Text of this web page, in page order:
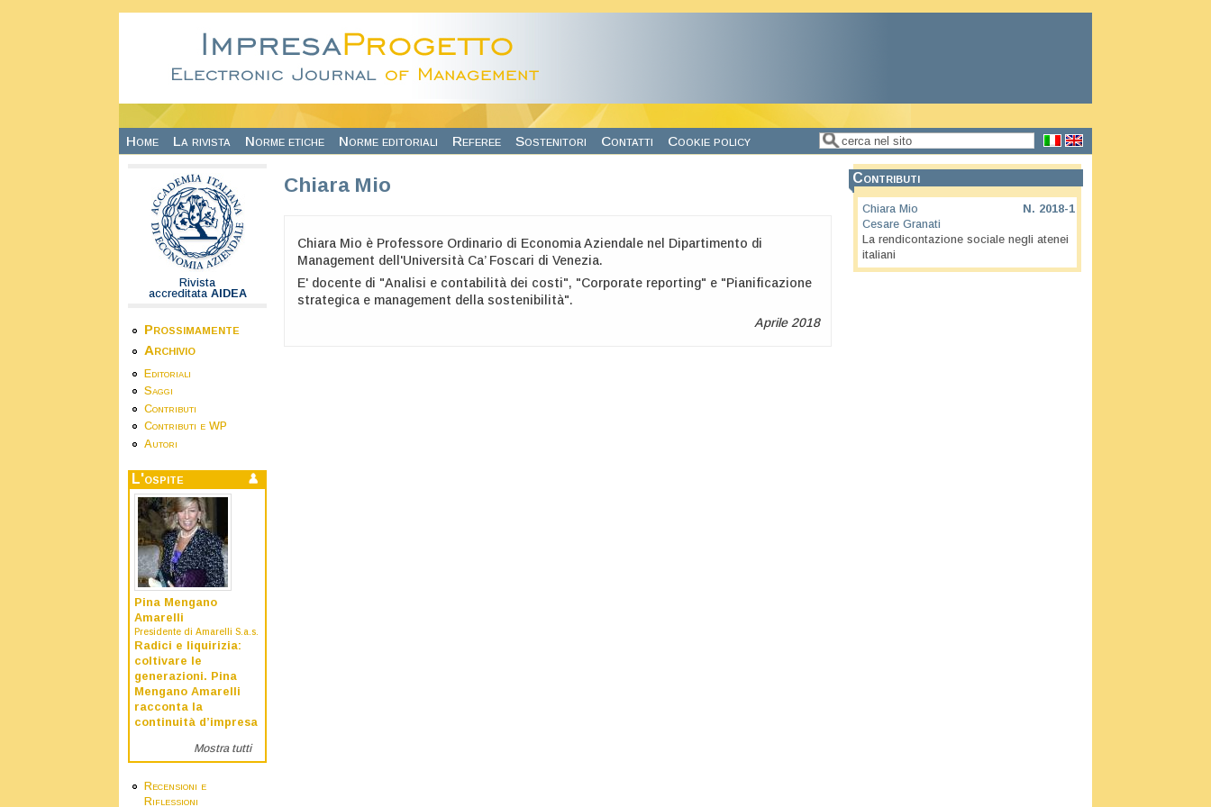
Home La rivista Norme etiche Norme editoriali Referee Sostenitori Contatti Cookie policy Form di ricerca
Cerca
Rivista
accreditata AIDEA
Prossimamente
Archivio
Editoriali
Saggi
Contributi
Contributi e WP
Autori
L'ospite
Pina Mengano
Amarelli
Presidente di Amarelli S.a.s.
Radici e liquirizia:
coltivare le
generazioni. Pina
Mengano Amarelli
racconta la
continuità d’impresa
Mostra tutti
Recensioni e
Riflessioni
Chiara Mio
Chiara Mio è Professore Ordinario di Economia Aziendale nel Dipartimento di
Management dell'Università Ca’ Foscari di Venezia.
E' docente di "Analisi e contabilità dei costi", "Corporate reporting" e "Pianificazione
strategica e management della sostenibilità".
Aprile 2018
Contributi
N. 2018-1
Chiara Mio
Cesare Granati
La rendicontazione sociale negli atenei
italiani